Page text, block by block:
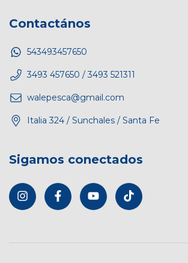
Contactános
543493457650
3493 457650 / 3493 521311
walepesca@gmail.com
Italia 324 / Sunchales / Santa Fe
Sigamos conectados